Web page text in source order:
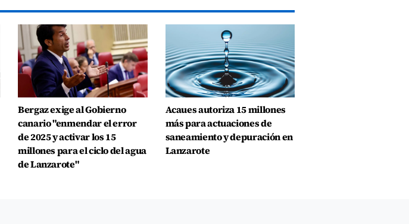
Bergaz exige al Gobierno
canario "enmendar el error
de 2025 y activar los 15
millones para el ciclo del agua
de Lanzarote"
Acaues autoriza 15 millones
más para actuaciones de
saneamiento y depuración en
Lanzarote